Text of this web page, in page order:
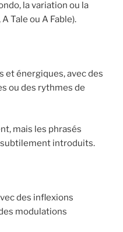
la variation ou la
Tale ou A Fable).
et énergiques, avec des
ou des rythmes de
mais les phrasés
introduits.
des inflexions
modulations